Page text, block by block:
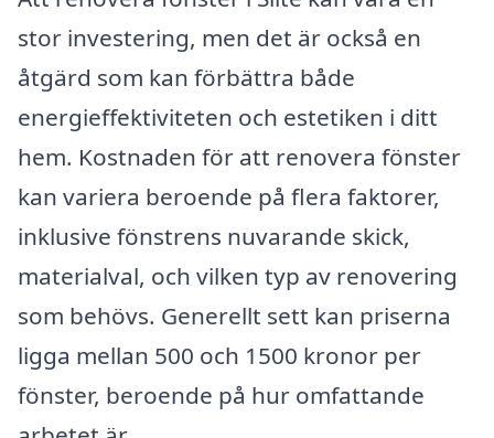
stor investering, men det är också en
åtgärd som kan förbättra både
energieffektiviteten och estetiken i ditt
hem. Kostnaden för att renovera fönster
kan variera beroende på flera faktorer,
inklusive fönstrens nuvarande skick,
materialval, och vilken typ av renovering
som behövs. Generellt sett kan priserna
ligga mellan 500 och 1500 kronor per
fönster, beroende på hur omfattande